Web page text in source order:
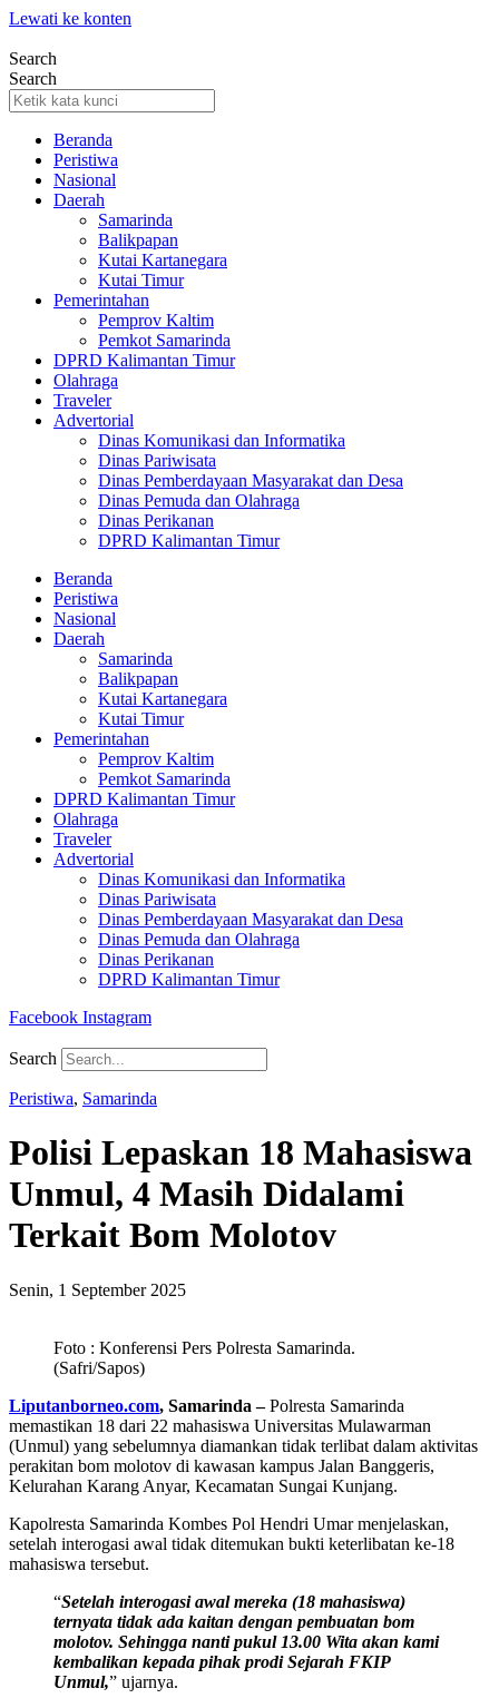
Lewati ke konten
Search
Search
Beranda
Peristiwa
Nasional
Daerah
Samarinda
Balikpapan
Kutai Kartanegara
Kutai Timur
Pemerintahan
Pemprov Kaltim
Pemkot Samarinda
DPRD Kalimantan Timur
Olahraga
Traveler
Advertorial
Dinas Komunikasi dan Informatika
Dinas Pariwisata
Dinas Pemberdayaan Masyarakat dan Desa
Dinas Pemuda dan Olahraga
Dinas Perikanan
DPRD Kalimantan Timur
Beranda
Peristiwa
Nasional
Daerah
Samarinda
Balikpapan
Kutai Kartanegara
Kutai Timur
Pemerintahan
Pemprov Kaltim
Pemkot Samarinda
DPRD Kalimantan Timur
Olahraga
Traveler
Advertorial
Dinas Komunikasi dan Informatika
Dinas Pariwisata
Dinas Pemberdayaan Masyarakat dan Desa
Dinas Pemuda dan Olahraga
Dinas Perikanan
DPRD Kalimantan Timur
Facebook Instagram
Search
Peristiwa, Samarinda
Polisi Lepaskan 18 Mahasiswa
Unmul, 4 Masih Didalami
Terkait Bom Molotov
Senin, 1 September 2025
Foto : Konferensi Pers Polresta Samarinda.
(Safri/Sapos)
Liputanborneo.com, Samarinda –Polresta Samarinda
memastikan 18 dari 22 mahasiswa Universitas Mulawarman
(Unmul) yang sebelumnya diamankan tidak terlibat dalam aktivitas
perakitan bom molotov di kawasan kampus Jalan Banggeris,
Kelurahan Karang Anyar, Kecamatan Sungai Kunjang.
Kapolresta Samarinda Kombes Pol Hendri Umar menjelaskan,
setelah interogasi awal tidak ditemukan bukti keterlibatan ke-18
mahasiswa tersebut.
“Setelah interogasi awal mereka (18 mahasiswa)
ternyata tidak ada kaitan dengan pembuatan bom
molotov. Sehingga nanti pukul 13.00 Wita akan kami
kembalikan kepada pihak prodi Sejarah FKIP
Unmul,” ujarnya.